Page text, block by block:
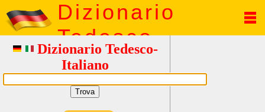
Dizionario
Tedesco
Dizionario Tedesco-
Italiano